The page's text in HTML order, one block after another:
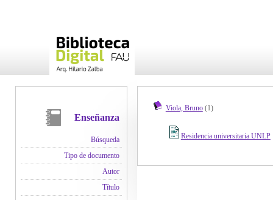
Enseñanza
Búsqueda
Tipo de documento
Autor
Título
Viola, Bruno(1)
Residencia universitaria UNLP